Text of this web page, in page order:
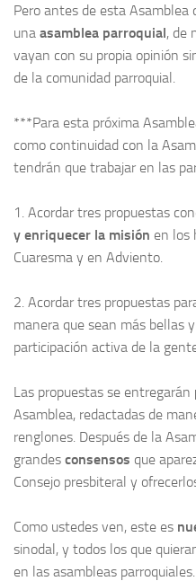
Pero antes de esta
una asamblea parroquial, de
vayan con su propia opinión
de la comunidad parroquial.
***Para esta próxima
como continuidad con la
tendrán que trabajar en las
1. Acordar tres propuestas
y enriquecer la misión en los
Cuaresma y en Adviento.
2. Acordar tres propuestas
manera que sean más bellas
participación activa de la
Las propuestas se entregarán
Asamblea, redactadas de
renglones. Después de la
grandes consensos que
Consejo presbiteral y
Como ustedes ven, este es
sinodal, y todos los que
en las asambleas parroquiales.